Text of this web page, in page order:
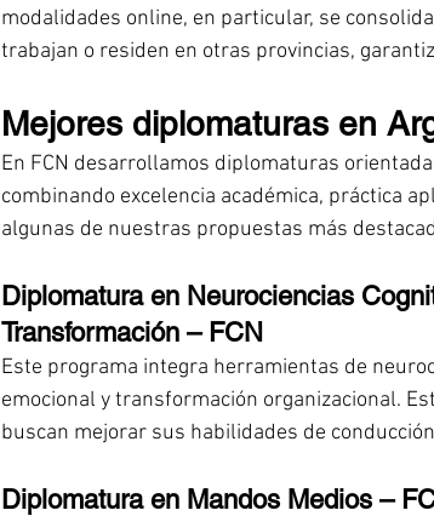
modalidades online, en particular, se
trabajan o residen en otras provincias,
Mejores diplomaturas en
En FCN desarrollamos diplomaturas
combinando excelencia académica, práctica
algunas de nuestras propuestas más
Diplomatura en Neurociencias
Transformación – FCN
Este programa integra herramientas de
emocional y transformación organizacional.
buscan mejorar sus habilidades de
Diplomatura en Mandos Medios –